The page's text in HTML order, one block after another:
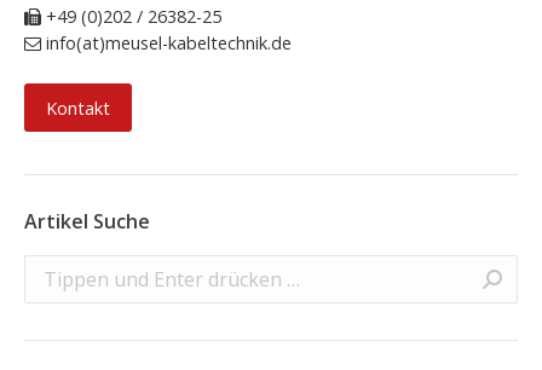
+49 (0)202 / 26382-25
info(at)meusel-kabeltechnik.de
Kontakt
Artikel Suche
Search: